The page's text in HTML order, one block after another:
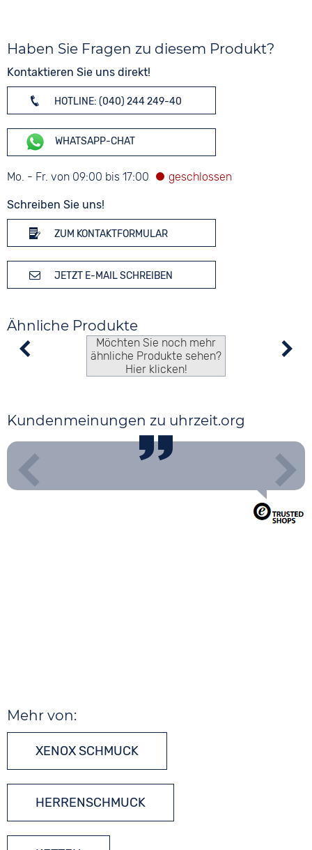
Haben Sie Fragen zu diesem Produkt?
Kontaktieren Sie uns direkt!
HOTLINE: (040) 244 249-40
WHATSAPP-CHAT
Mo. - Fr. von 09:00 bis 17:00
Schreiben Sie uns!
ZUM KONTAKTFORMULAR
JETZT E-MAIL SCHREIBEN
Ähnliche Produkte
Möchten Sie noch mehr
ähnliche Produkte sehen?
Hier klicken!
Kundenmeinungen zu uhrzeit.org
Mehr von:
XENOX SCHMUCK
HERRENSCHMUCK